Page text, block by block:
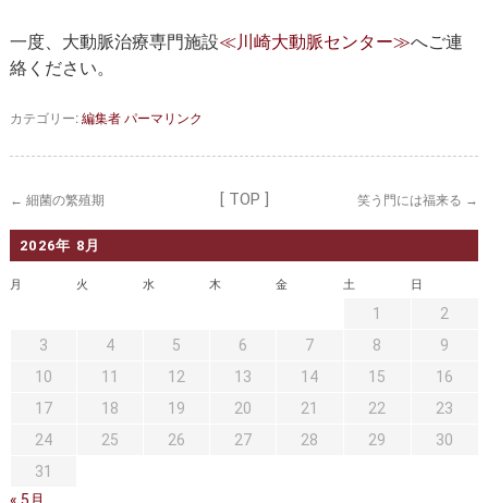
都道府県別紹介病院 良くある質問
外来予約をされた方へ
採用・医療関係の方へ
私どもの特色 治療目的と治療対象
医師募集情報 ドクターカー
トピックス一覧
アーカイブ
一度、大動脈治療専門施設≪川崎大動脈センター≫へご連
絡ください。
カテゴリー:編集者パーマリンク
← 細菌の繁殖期 [ TOP ] 笑う門には福来る →
2026年 8月
月 火 水 木 金 土 日
1
2
3
4 5 6 7 8
9
10
11 12 13 14 15
16
17
18 19 20 21 22
23
24
25 26 27 28 29
30
31